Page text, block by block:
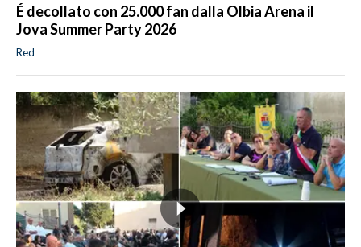
É decollato con 25.000 fan dalla Olbia Arena il
Jova Summer Party 2026
Red